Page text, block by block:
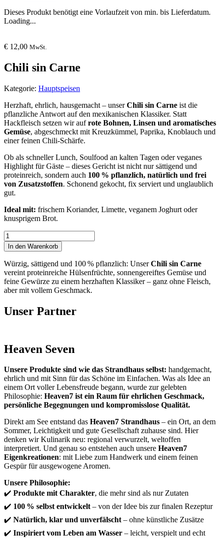
Dieses Produkt benötigt eine Vorlaufzeit von min. bis Lieferdatum.
Loading...
€ 12,00 MwSt.
Chili sin Carne
Kategorie: Hauptspeisen
Herzhaft, ehrlich, hausgemacht – unserChili sin Carne ist die
pflanzliche Antwort auf den mexikanischen Klassiker. Statt
Hackfleisch setzen wir aufrote Bohnen, Linsen und aromatisches
Gemüse, abgeschmeckt mit Kreuzkümmel, Paprika, Knoblauch und
einer feinen Chili-Schärfe.
Ob als schneller Lunch, Soulfood an kalten Tagen oder veganes
Highlight für Gäste – dieses Gericht ist nicht nur sättigend und
proteinreich, sondern auch 100 % pflanzlich, natürlich und frei
von Zusatzstoffen. Schonend gekocht, fix serviert und unglaublich
gut.
Ideal mit: frischem Koriander, Limette, veganem Joghurt oder
knusprigem Brot.
Chili
sin
Carne
Menge
In den Warenkorb
Würzig, sättigend und 100 % pflanzlich: UnserChili sin Carne
vereint proteinreiche Hülsenfrüchte, sonnengereiftes Gemüse und
feine Gewürze zu einem herzhaften Klassiker – ganz ohne Fleisch,
aber mit vollem Geschmack.
Unser Partner
Heaven Seven
Unsere Produkte sind wie das Strandhaus selbst: handgemacht,
ehrlich und mit Sinn für das Schöne im Einfachen. Was als Idee an
einem Ort voller Lebensfreude begann, wurde zur gelebten
Philosophie: Heaven7 ist ein Raum für ehrlichen Geschmack,
persönliche Begegnungen und kompromisslose Qualität.
Direkt am See entstand das Heaven7 Strandhaus – ein Ort, an dem
Sommer, Leichtigkeit und gute Gesellschaft zuhause sind. Hier
denken wir Kulinarik neu: regional verwurzelt, weltoffen
interpretiert. Und genau so entstehen auch unsere Heaven7
Eigenkreationen: mit Liebe zum Handwerk und einem feinen
Gespür für ausgewogene Aromen.
Unsere Philosophie:
✔️ Produkte mit Charakter, die mehr sind als nur Zutaten
✔️ 100 % selbst entwickelt– von der Idee bis zur finalen Rezeptur
✔️ Natürlich, klar und unverfälscht– ohne künstliche Zusätze
✔️ Inspiriert vom Leben am Wasser – leicht, verspielt und echt